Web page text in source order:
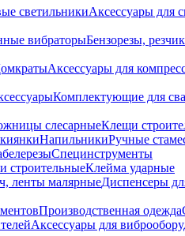
светильникиАксессуары для
вибраторыБензорезы,
Аксессуары для
Комплектующие для
слесарныеКлещи
НапильникиРучные
Специнструменты
строительныеКлейма ударные
ленты малярныеДиспенсеры
Производственная одежда
Аксессуары для